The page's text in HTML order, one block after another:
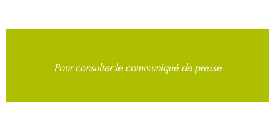
Pour consulter le communiqué de presse